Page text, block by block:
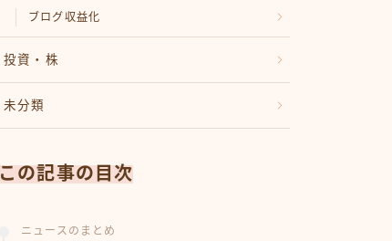
ブログ収益化
投資・株
未分類
この記事の目次
ニュースのまとめ